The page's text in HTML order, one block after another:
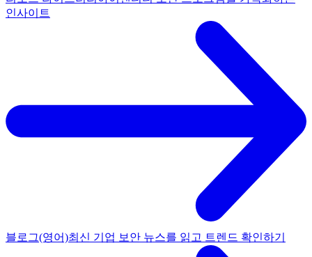
인사이트
블로그(영어)최신 기업 보안 뉴스를 읽고 트렌드 확인하기